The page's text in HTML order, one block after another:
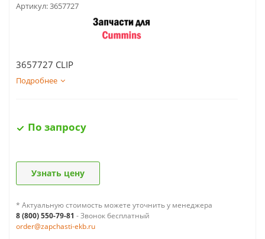
Артикул:3657727
3657727 CLIP
Подробнее
По запросу
Узнать цену
* Актуальную стоимость можете уточнить у менеджера
8 (800) 550-79-81 - Звонок бесплатный
order@zapchasti-ekb.ru